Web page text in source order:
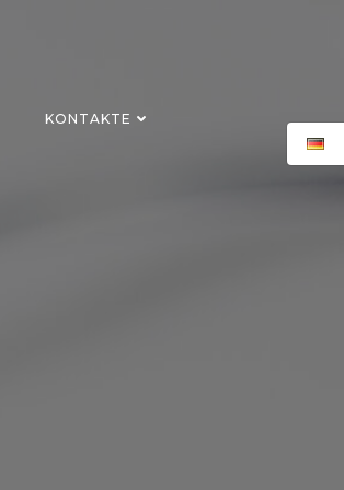
KONTAKTE